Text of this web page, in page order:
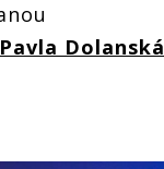
Pavla Dolanská